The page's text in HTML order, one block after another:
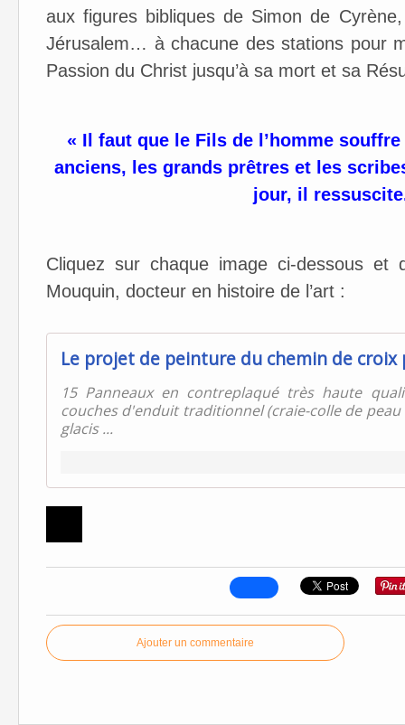
aux figures bibliques de Simon de
Jérusalem… à chacune des stations pour
Passion du Christ jusqu’à sa mort et sa
« Il faut que le Fils de l’homme
anciens, les grands prêtres et les
jour, il
Cliquez sur chaque image ci-dessous et
Mouquin, docteur en histoire de l’art :
Le projet de peinture du chemin de croix
15 Panneaux en contreplaqué très haute
couches d'enduit traditionnel (craie-colle de
glacis ...
Ajouter un commentaire